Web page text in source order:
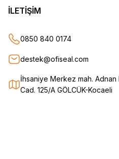
Teşekkür ederim.
Sorunsuz bir şekilde elimize
Can Yurtseven | 06/12/2025
İLETİŞİM
0850 840 0174
destek@ofiseal.com
İhsaniye Merkez mah.
Cad. 125/A GÖLCÜK-Kocaeli